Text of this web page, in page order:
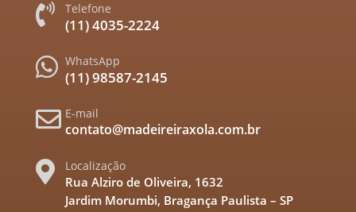
 Telefone
(11) 4035-2224
 WhatsApp
(11) 98587-2145
 E-mail
contato@madeireiraxola.com.br
 Localização
Rua Alziro de Oliveira, 1632
Jardim Morumbi, Bragança Paulista – SP